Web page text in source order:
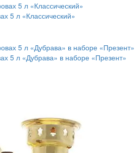
5 л «Классический»
5 л «Дубрава» в наборе «Презент»